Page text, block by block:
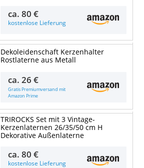
ca.80 €
kostenlose Lieferung
Dekoleidenschaft Kerzenhalter
Rostlaterne aus Metall
ca.26 €
Gratis Premiumversand mit
Amazon Prime
TRIROCKS Set mit 3 Vintage-
Kerzenlaternen 26/35/50 cm H
Dekorative Außenlaterne
ca.80 €
kostenlose Lieferung